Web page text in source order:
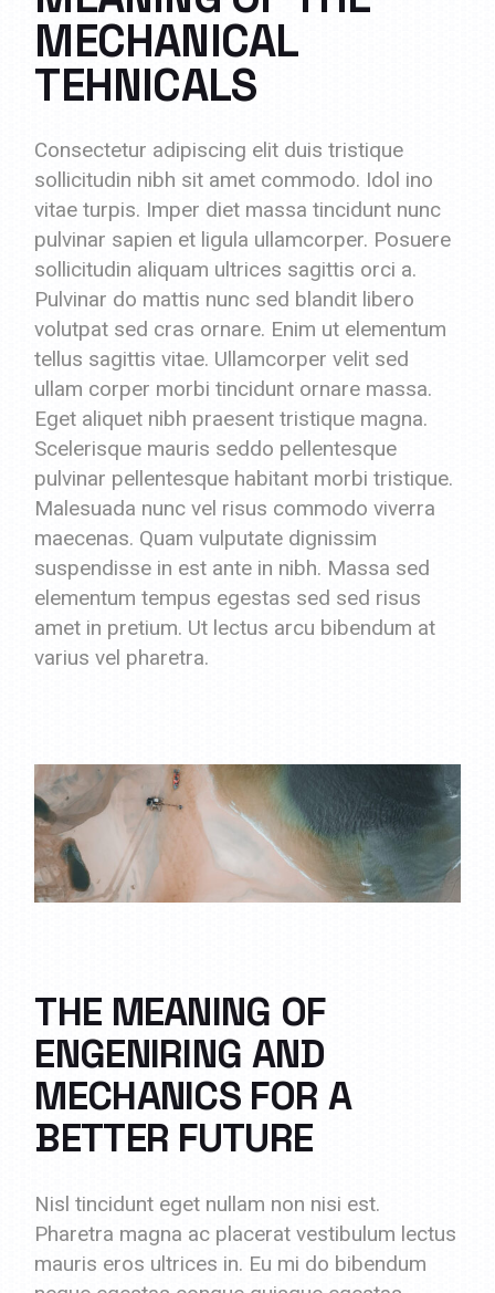
MECHANICAL
TEHNICALS
Consectetur adipiscing elit duis tristique
sollicitudin nibh sit amet commodo. Idol ino
vitae turpis. Imper diet massa tincidunt nunc
pulvinar sapien et ligula ullamcorper. Posuere
sollicitudin aliquam ultrices sagittis orci a.
Pulvinar do mattis nunc sed blandit libero
volutpat sed cras ornare. Enim ut elementum
tellus sagittis vitae. Ullamcorper velit sed
ullam corper morbi tincidunt ornare massa.
Eget aliquet nibh praesent tristique magna.
Scelerisque mauris seddo pellentesque
pulvinar pellentesque habitant morbi tristique.
Malesuada nunc vel risus commodo viverra
maecenas. Quam vulputate dignissim
suspendisse in est ante in nibh. Massa sed
elementum tempus egestas sed sed risus
amet in pretium. Ut lectus arcu bibendum at
varius vel pharetra.
THE MEANING OF
ENGENIRING AND
MECHANICS FOR A
BETTER FUTURE
Nisl tincidunt eget nullam non nisi est.
Pharetra magna ac placerat vestibulum lectus
mauris eros ultrices in. Eu mi do bibendum